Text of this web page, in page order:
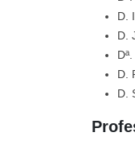
D.
D.
D.
D.